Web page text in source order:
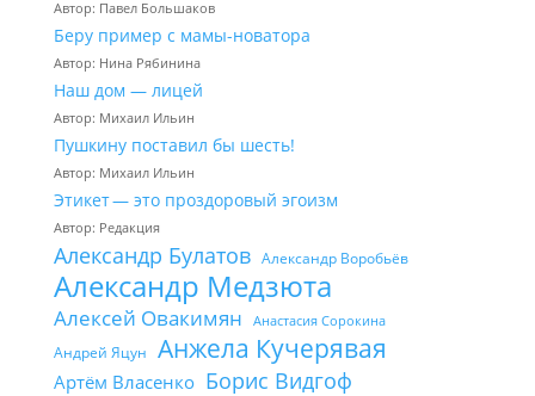
Автор: Павел Большаков
Беру пример с мамы-новатора
Автор: Нина Рябинина
Наш дом — лицей
Автор: Михаил Ильин
Пушкину поставил бы шесть!
Автор: Михаил Ильин
Этикет — это проздоровый эгоизм
Автор: Редакция
Александр Булатов Александр Воробьёв
Александр Медзюта
Алексей Овакимян Анастасия Сорокина
Андрей Яцун Анжела Кучерявая
Артём Власенко Борис Видгоф